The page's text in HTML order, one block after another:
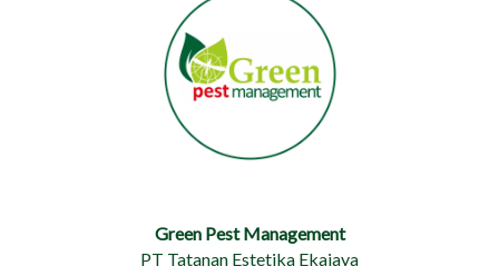
Green Pest Management
PT Tatanan Estetika Ekajaya